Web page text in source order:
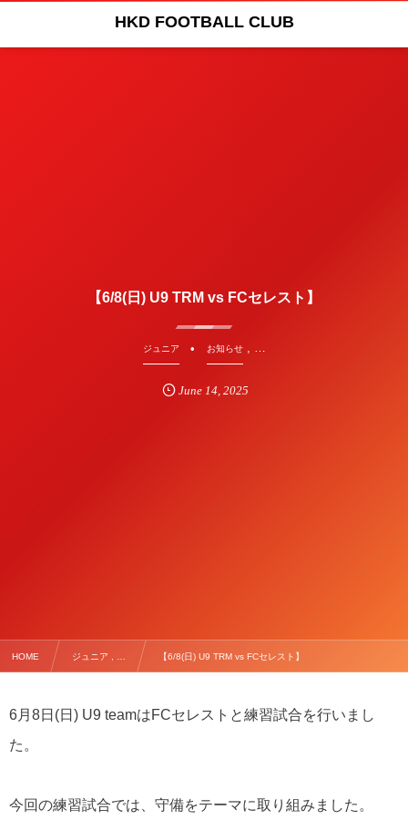
HKD FOOTBALL CLUB
【6/8(日) U9 TRM vs FCセレスト】
ジュニア お知らせ, …
June 14 ,2025
HOME ジュニア , … 【6/8(日) U9 TRM vs FCセレスト】
6月8日(日) U9 teamはFCセレストと練習試合を行いまし
た。
今回の練習試合では、守備をテーマに取り組みました。